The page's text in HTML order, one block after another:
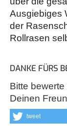
Ausgiebiges
der
Rollrasen
DANKE FÜRS
Bitte
Deinen
tweet